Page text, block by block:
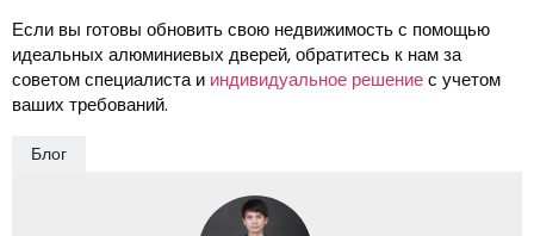
Если вы готовы обновить свою недвижимость с помощью
идеальных алюминиевых дверей, обратитесь к нам за
советом специалиста и индивидуальное решениес учетом
ваших требований.
Блог